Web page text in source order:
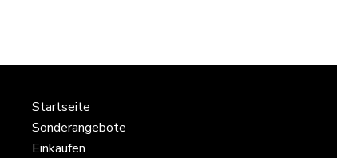
Startseite
Sonderangebote
Einkaufen